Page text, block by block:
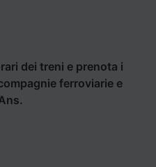
dei treni e prenota i
ferroviarie e